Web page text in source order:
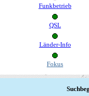
Funkbetrieb
QSL
Länder-Info
Fokus